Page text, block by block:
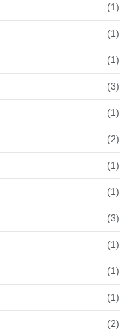
(1)
(1)
(1)
(3)
(1)
(2)
(1)
(1)
(3)
(1)
(1)
(1)
(2)